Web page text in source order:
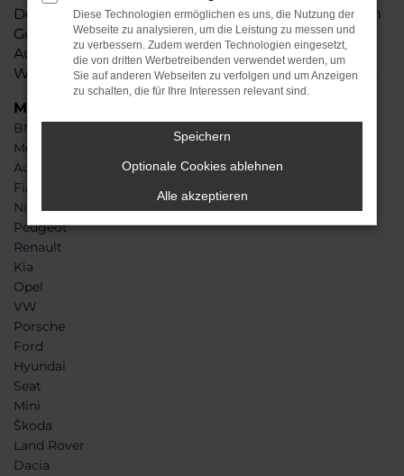
Der Preis ist sensationell und liegt voll und ganz im
Gebrauchtwagenbereich. Hinzu kommt, dass Ihr
Audi A5 Jahreswagen nach dem Onlinekauf in
Windeseile zu Ihnen nach München geliefert wird.
Marken
BMW
Mercedes-Benz
Audi
Fiat
Nissan
Peugeot
Renault
Kia
Opel
VW
Porsche
Ford
Hyundai
Seat
Mini
Škoda
Land Rover
Dacia
Diese Technologien ermöglichen es uns, die Nutzung der
Webseite zu analysieren, um die Leistung zu messen und
zu verbessern. Zudem werden Technologien eingesetzt,
die von dritten Werbetreibenden verwendet werden, um
Sie auf anderen Webseiten zu verfolgen und um Anzeigen
zu schalten, die für Ihre Interessen relevant sind.
Speichern
Optionale Cookies ablehnen
Alle akzeptieren